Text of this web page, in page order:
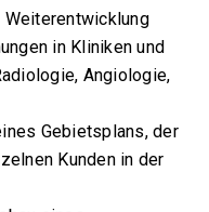
Weiterentwicklung
in Kliniken und
Angiologie,
Gebietsplans, der
Kunden in der